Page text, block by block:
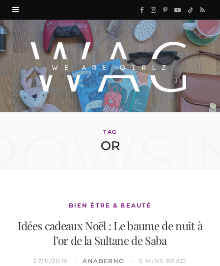
F
a
c
e
b
o
I
n
s
a
P
n
e
Y
o
u
u
T
i
k
R
S
TAG
OR
BIEN ÊTRE & BEAUTÉ
Idées cadeaux Noël : Le baume de nuit à
l’or de la Sultane de Saba
27/11/2019 ANABERNO 5 MINS READ